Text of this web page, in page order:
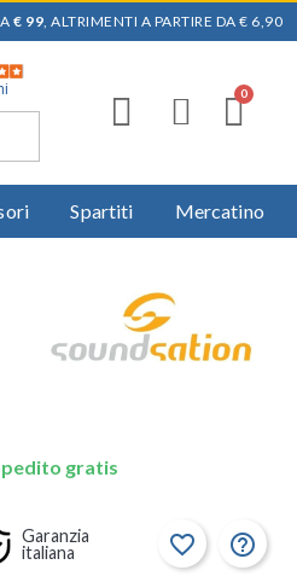
€ 99, ALTRIMENTI A PARTIRE DA € 6,90
Spartiti Mercatino
gratis
Garanzia
italiana
favorite_border help_outline